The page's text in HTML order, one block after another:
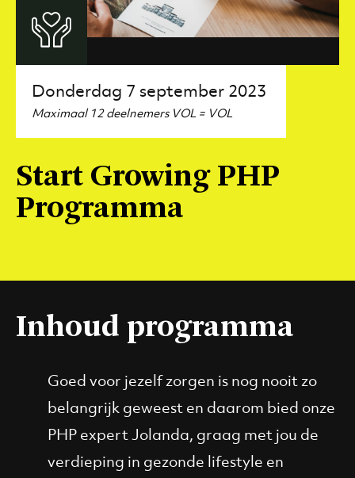
Donderdag 7 september 2023
Maximaal 12 deelnemers VOL = VOL
Start Growing PHP
Programma
Inhoud programma
Goed voor jezelf zorgen is nog nooit zo
belangrijk geweest en daarom bied onze
PHP expert Jolanda, graag met jou de
verdieping in gezonde lifestyle en